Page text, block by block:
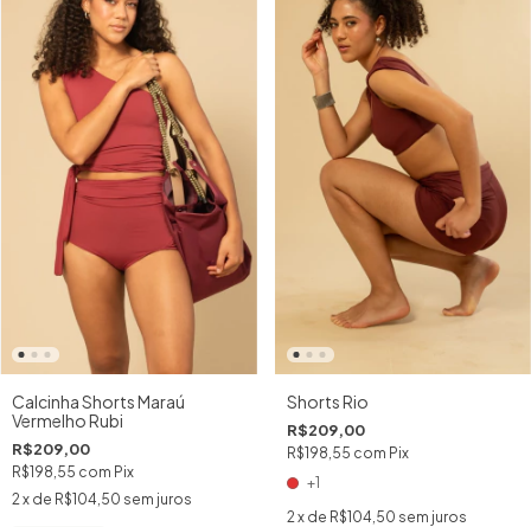
Calcinha Shorts Maraú
Vermelho Rubi
R$209,00
R$198,55 com Pix
2 x de R$104,50 sem juros
Shorts Rio
R$209,00
R$198,55 com Pix
+1
2x de R$104,50 sem juros